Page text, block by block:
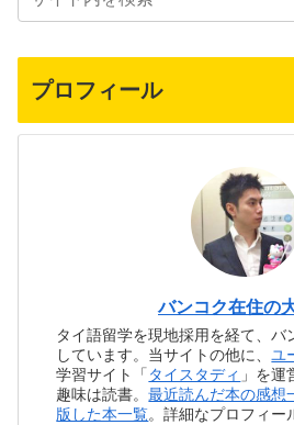
プロフィール
バンコク在住の
タイ語留学を現地採用を経て、バ
しています。当サイトの他に、ユ
学習サイト「 タイスタディ 」を運
趣味は読書。最近読んだ本の感想
版した本一覧。詳細なプロフィー